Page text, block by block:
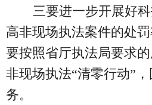
三要进一步开展好
高非现场执法案件的处
要按照省厅执法局要求
非现场执法“清零行动”
务。